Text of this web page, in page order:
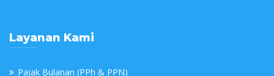
Layanan Kami
Pajak Bulanan (PPh & PPN)